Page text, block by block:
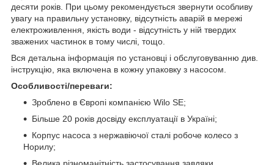
десяти років. При цьому рекомендується звернути особливу
увагу на правильну установку, відсутність аварій в мережі
електроживлення, якість води - відсутність у ній твердих
зважених частинок в тому числі, тощо.
Вся детальна інформація по установці і обслуговуванню див.
інструкцію, яка включена в кожну упаковку з насосом.
Особливості/переваги:
Зроблено в Європі компанією Wilo SE;
Більше 20 років досвіду експлуатації в Україні;
Корпус насоса з нержавіючої сталі робоче колесо з
Норилу;